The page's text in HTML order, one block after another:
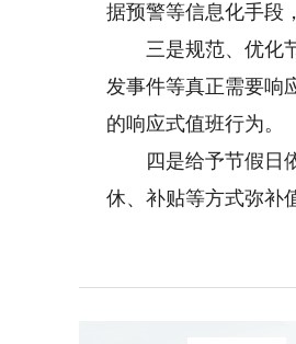
据预警等信息化手段
三是规范、优化节
发事件等真正需要响
的响应式值班行为。
四是给予节假日依
休、补贴等方式弥补